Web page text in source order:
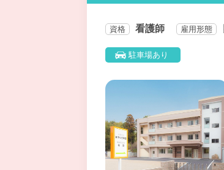
資格 看護師 雇用形態
駐車場あり